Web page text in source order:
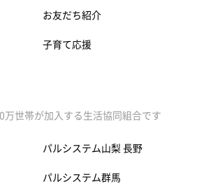
お友だち紹介
子育て応援
万世帯が加入する生活協同組合です
パルシステム山梨 長野
パルシステム群馬